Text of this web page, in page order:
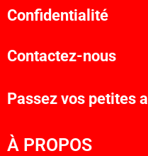
Confidentialité
Contactez-nous
Passez vos petites
À PROPOS